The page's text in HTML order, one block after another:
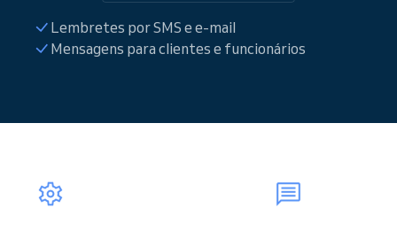
Lembretes por SMS e e-mail
Mensagens para clientes e funcionários